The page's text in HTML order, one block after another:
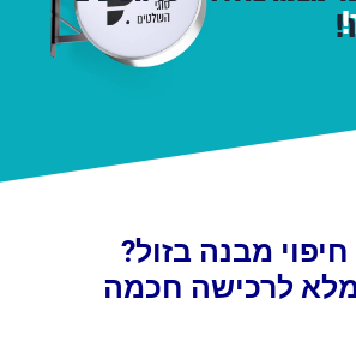
מבנה בזול?
לרכישה חכמה